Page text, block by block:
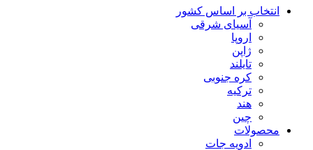
انتخاب بر اساس کشور
آسیای شرقی
اروپا
ژاپن
تایلند
کره جنوبی
ترکیه
هند
چین
محصولات
ادویه جات